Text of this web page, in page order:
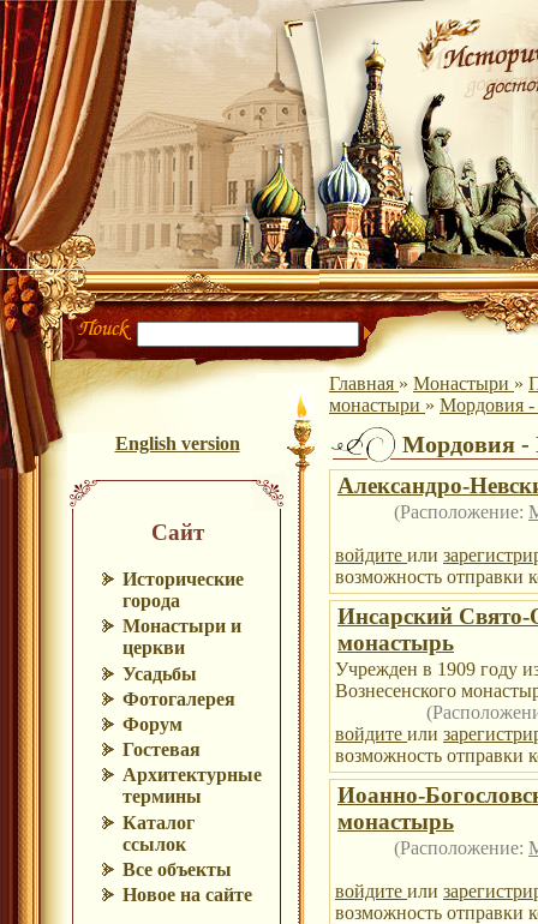
English version
Сайт
Исторические
города
Монастыри и
церкви
Усадьбы
Фотогалерея
Форум
Гостевая
Архитектурные
термины
Каталог
ссылок
Все объекты
Новое на сайте
Главная » Монастыри »
монастыри » Мордовия
Мордовия
Александро-
(Расположение:
войдите или
возможность отправки
Инсарский
монастырь
Учрежден в 1909 году
Вознесенского
войдите или
возможность отправки
Иоанно-
монастырь
(Расположение:
войдите или
возможность отправки